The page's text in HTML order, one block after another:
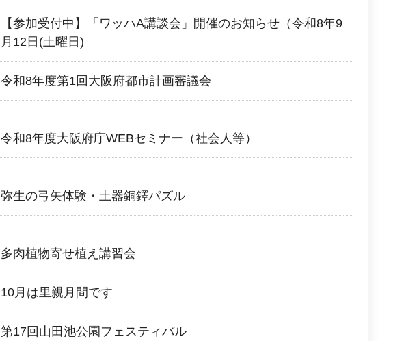
【参加受付中】「ワッハA講談会」開催のお知らせ（令和8年9
月12日(土曜日)
令和8年度第1回大阪府都市計画審議会
令和8年度大阪府庁WEBセミナー（社会人等）
弥生の弓矢体験・土器銅鐸パズル
多肉植物寄せ植え講習会
10月は里親月間です
第17回山田池公園フェスティバル